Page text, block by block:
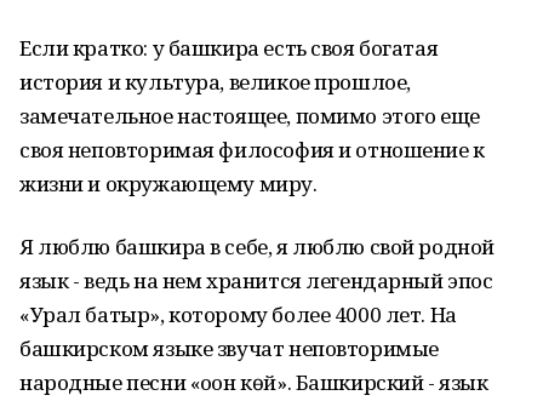
Если кратко: у башкира есть своя богатая
история и культура, великое прошлое,
замечательное настоящее, помимо этого еще
своя неповторимая философия и отношение к
жизни и окружающему миру.
Я люблю башкира в себе, я люблю свой родной
язык - ведь на нем хранится легендарный эпос
«Урал батыр», которому более 4000 лет. На
башкирском языке звучат неповторимые
народные песни «оҙон көй». Башкирский - язык